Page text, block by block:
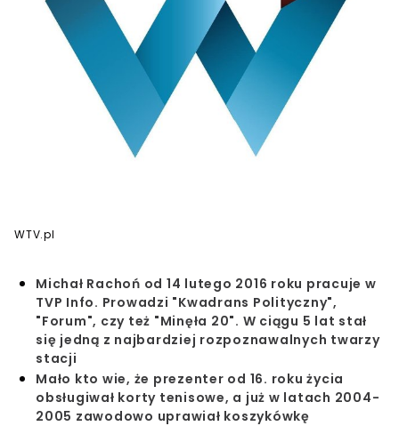
WTV.pl
Michał Rachoń od 14 lutego 2016 roku pracuje w
TVP Info. Prowadzi "Kwadrans Polityczny",
"Forum", czy też "Minęła 20". W ciągu 5 lat stał
się jedną z najbardziej rozpoznawalnych twarzy
stacji
Mało kto wie, że prezenter od 16. roku życia
obsługiwał korty tenisowe, a już w latach 2004-
2005 zawodowo uprawiał koszykówkę